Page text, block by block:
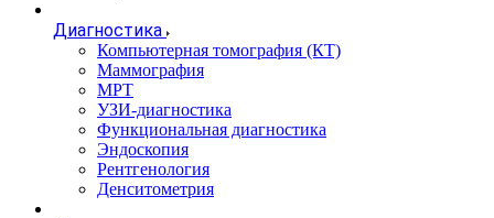
Диагностика
Компьютерная томография (КТ)
Маммография
МРТ
УЗИ-диагностика
Функциональная диагностика
Эндоскопия
Рентгенология
Денситометрия